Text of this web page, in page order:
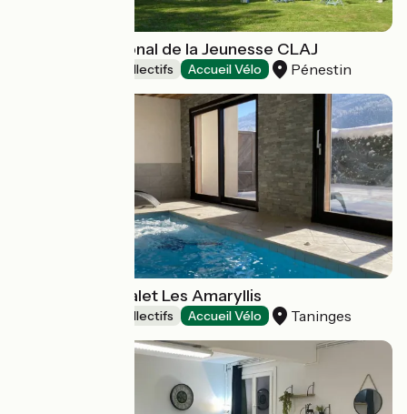
Relais International de la Jeunesse CLAJ
Hébergements collectifs Accueil Vélo Pénestin
Gite Balneo Chalet Les Amaryllis
Hébergements collectifs Accueil Vélo Taninges